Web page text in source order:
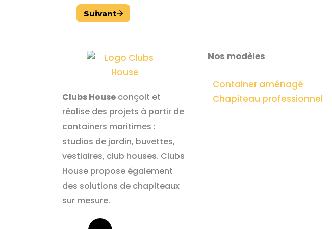
Clubs House conçoit et
réalise des projets à partir de
containers maritimes :
studios de jardin, buvettes,
vestiaires, club houses. Clubs
House propose également
des solutions de chapiteaux
sur mesure.
Nos modèles
Container aménagé
Chapiteau professionnel